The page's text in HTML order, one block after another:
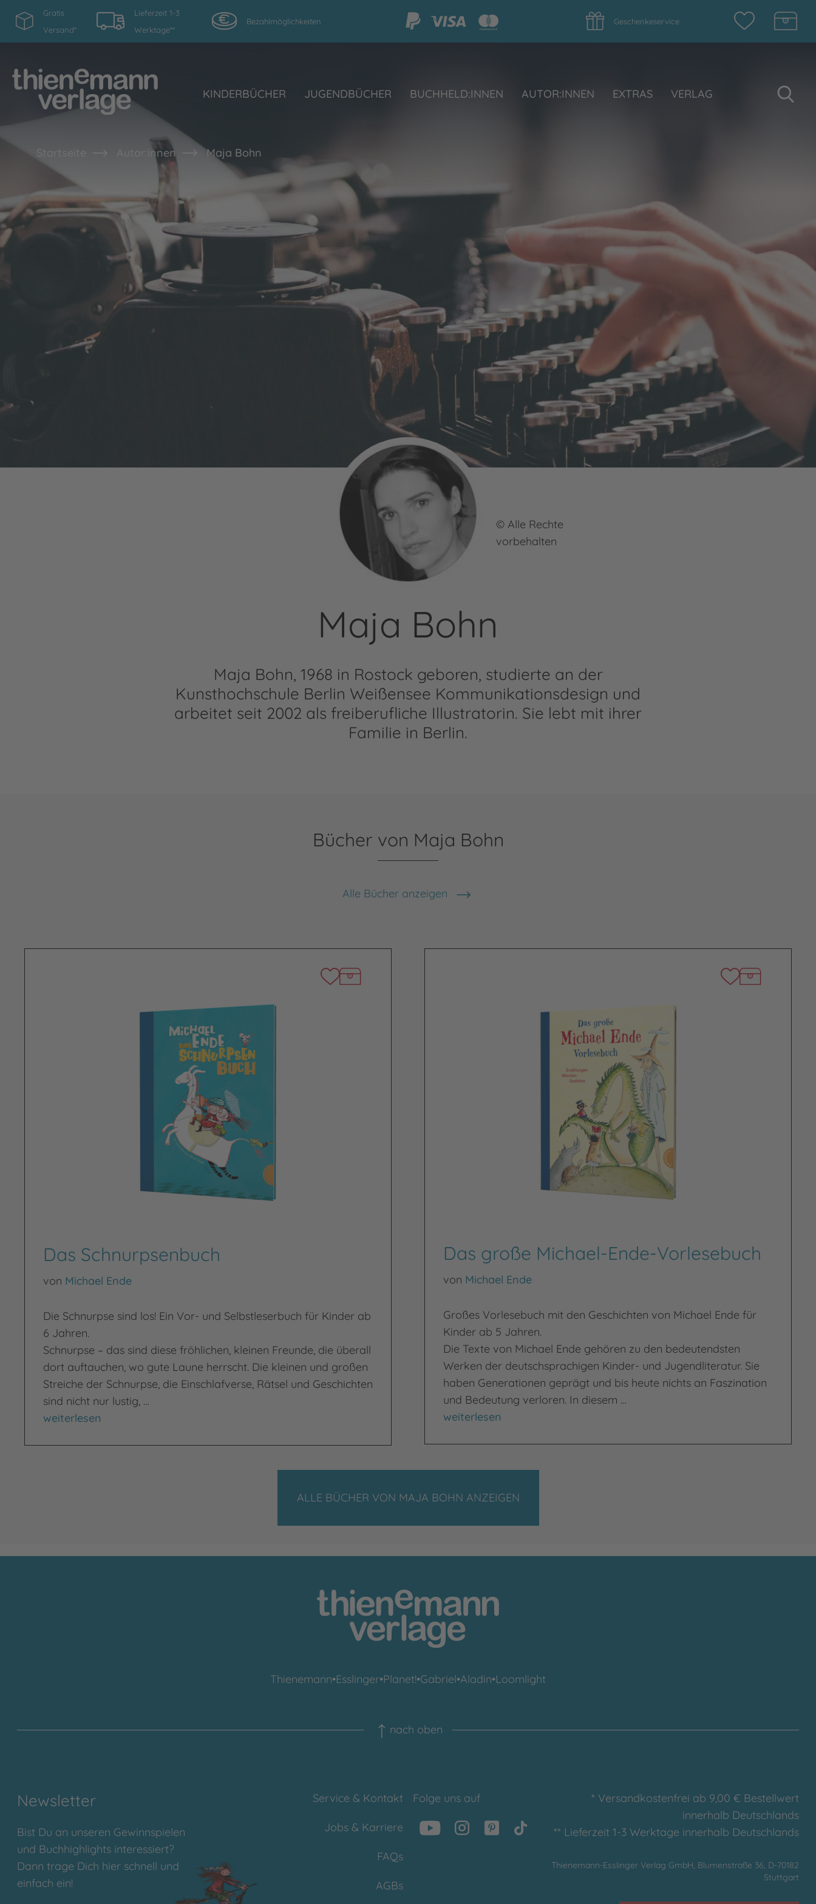
Gratis
Versand*
Lieferzeit 1-3
Werktage**
Bezahlmöglichkeiten Geschenkeservice
KINDERBÜCHER JUGENDBÜCHER BUCHHELD:INNEN AUTOR:INNEN EXTRAS VERLAG
Startseite Autor:innen Maja Bohn
© Alle Rechte
vorbehalten
Maja Bohn
Maja Bohn, 1968 in Rostock geboren, studierte an der
Kunsthochschule Berlin Weißensee Kommunikationsdesign und
arbeitet seit 2002 als freiberufliche Illustratorin. Sie lebt mit ihrer
Familie in Berlin.
Bücher von Maja Bohn
Alle Bücher anzeigen
Das Schnurpsenbuch
von Michael Ende
Die Schnurpse sind los! Ein Vor- und Selbstleserbuch für Kinder ab
6 Jahren.
Schnurpse – das sind diese fröhlichen, kleinen Freunde, die überall
dort auftauchen, wo gute Laune herrscht. Die kleinen und großen
Streiche der Schnurpse, die Einschlafverse, Rätsel und Geschichten
sind nicht nur lustig, …
Das Schnurpsenbuch
weiterlesen
Das große Michael-Ende-Vorlesebuch
von Michael Ende
Großes Vorlesebuch mit den Geschichten von Michael Ende für
Kinder ab 5 Jahren.
Die Texte von Michael Ende gehören zu den bedeutendsten
Werken der deutschsprachigen Kinder- und Jugendliteratur. Sie
haben Generationen geprägt und bis heute nichts an Faszination
und Bedeutung verloren. In diesem …
Das große Michael-Ende-Vorlesebuch
weiterlesen
ALLE BÜCHER VON MAJA BOHN ANZEIGEN
Thienemann•Esslinger•Planet!•Gabriel•Aladin•Loomlight
nach oben
Newsletter
Bist Du an unseren Gewinnspielen
und Buchhighlights interessiert?
Dann trage Dich hier schnell und
einfach ein!
Service & Kontakt
Jobs & Karriere
FAQs
AGBs
Folge uns auf
* Versandkostenfrei ab 9,00 € Bestellwert
innerhalb Deutschlands
** Lieferzeit 1-3 Werktage innerhalb Deutschlands
Thienemann-Esslinger Verlag GmbH, Blumenstraße 36, D-70182
Stuttgart